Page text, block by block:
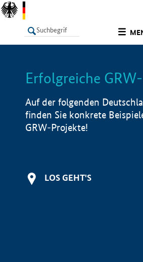
LISTE
Erfolgreiche
Auf der folgenden
finden Sie konkrete
GRW-Projekte!
LOS GEHT'S